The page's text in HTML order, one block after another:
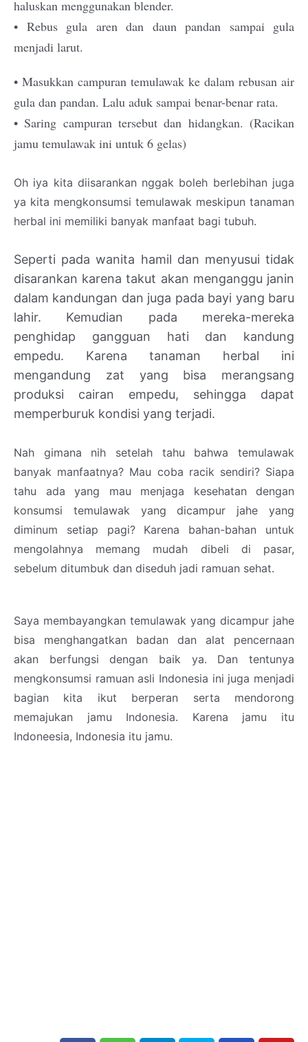
haluskan menggunakan blender.
• Rebus gula aren dan daun pandan sampai gula
menjadi larut.
• Masukkan campuran temulawak ke dalam rebusan air
gula dan pandan. Lalu aduk sampai benar-benar rata.
• Saring campuran tersebut dan hidangkan. (Racikan
jamu temulawak ini untuk 6 gelas)
Oh iya kita diisarankan nggak boleh berlebihan juga
ya kita mengkonsumsi temulawak meskipun tanaman
herbal ini memiliki banyak manfaat bagi tubuh.
Seperti pada wanita hamil dan menyusui tidak
disarankan karena takut akan menganggu janin
dalam kandungan dan juga pada bayi yang baru
lahir. Kemudian pada mereka-mereka
penghidap gangguan hati dan kandung
empedu. Karena tanaman herbal ini
mengandung zat yang bisa merangsang
produksi cairan empedu, sehingga dapat
memperburuk kondisi yang terjadi.
Nah gimana nih setelah tahu bahwa temulawak
banyak manfaatnya? Mau coba racik sendiri? Siapa
tahu ada yang mau menjaga kesehatan dengan
konsumsi temulawak yang dicampur jahe yang
diminum setiap pagi? Karena bahan-bahan untuk
mengolahnya memang mudah dibeli di pasar,
sebelum ditumbuk dan diseduh jadi ramuan sehat.
Saya membayangkan temulawak yang dicampur jahe
bisa menghangatkan badan dan alat pencernaan
akan berfungsi dengan baik ya. Dan tentunya
mengkonsumsi ramuan asli Indonesia ini juga menjadi
bagian kita ikut berperan serta mendorong
memajukan jamu Indonesia. Karena jamu itu
Indoneesia, Indonesia itu jamu.